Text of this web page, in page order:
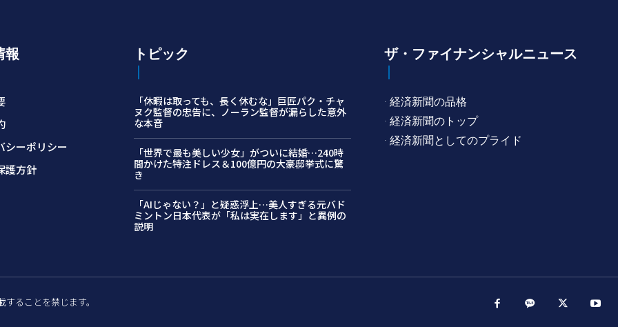
報
シーポリシー
護方針
トピック
「休暇は取っても、長く休むな」巨匠パク・チャ
ヌク監督の忠告に、ノーラン監督が漏らした意外
な本音
「世界で最も美しい少女」がついに結婚…240時
間かけた特注ドレス＆100億円の大豪邸挙式に驚
き
「AIじゃない？」と疑惑浮上…美人すぎる元バド
ミントン日本代表が「私は実在します」と異例の
説明
ザ・ファイナンシャルニュース
· 経済新聞の品格
· 経済新聞のトップ
· 経済新聞としてのプライド
ることを禁じます。